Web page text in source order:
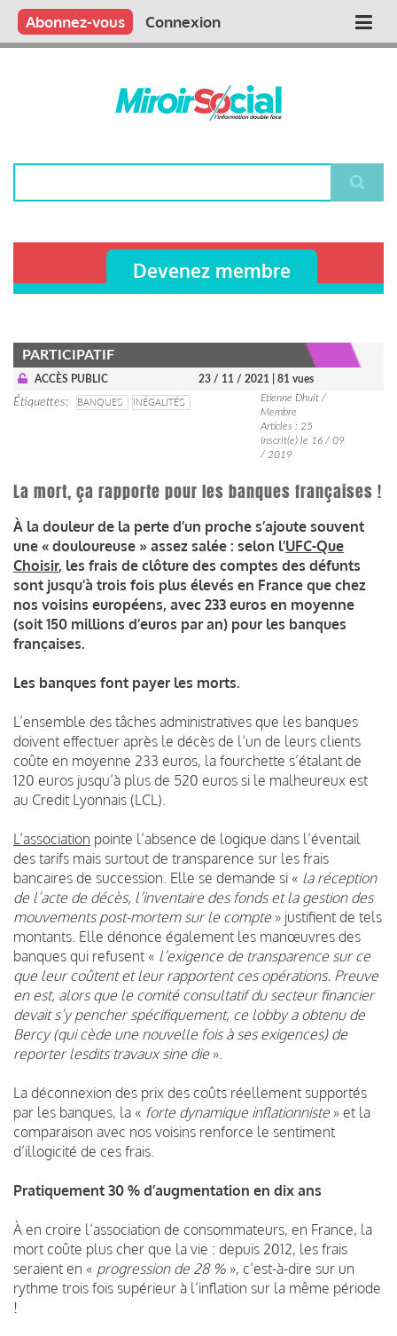
Aller
contenu
Main
Qui sommes nous ?
Vous publiez
Nous publions
Contactez-nous
Abonnez-vous Connexion
Devenez membre
PARTICIPATIF
ACCÈS PUBLIC 23 / 11 / 2021 | 81 vues
Étiquettes BANQUES INÉGALITÉS
Etienne Dhuit /
Membre
Articles : 25
Inscrit(e) le 16 / 09
/ 2019
La mort, ça rapporte pour les banques françaises !
À la douleur de la perte d’un proche s’ajoute souvent
une « douloureuse » assez salée : selon l’UFC-Que
Choisir, les frais de clôture des comptes des défunts
sont jusqu’à trois fois plus élevés en France que chez
nos voisins européens, avec 233 euros en moyenne
(soit 150 millions d’euros par an) pour les banques
françaises.
Les banques font payer les morts.
L’ensemble des tâches administratives que les banques
doivent effectuer après le décès de l’un de leurs clients
coûte en moyenne 233 euros, la fourchette s’étalant de
120 euros jusqu’à plus de 520 euros si le malheureux est
au Credit Lyonnais (LCL).
L’association pointe l’absence de logique dans l’éventail
des tarifs mais surtout de transparence sur les frais
bancaires de succession. Elle se demande si « la réception
de l’acte de décès, l’inventaire des fonds et la gestion des
mouvements post-mortem sur le compte » justifient de tels
montants. Elle dénonce également les manœuvres des
banques qui refusent « l’exigence de transparence sur ce
que leur coûtent et leur rapportent ces opérations. Preuve
en est, alors que le comité consultatif du secteur financier
devait s’y pencher spécifiquement, ce lobby a obtenu de
Bercy (qui cède une nouvelle fois à ses exigences) de
reporter lesdits travaux sine die ».
La déconnexion des prix des coûts réellement supportés
par les banques, la « forte dynamique inflationniste » et la
comparaison avec nos voisins renforce le sentiment
d’illogicité de ces frais.
Pratiquement 30 % d’augmentation en dix ans
À en croire l’association de consommateurs, en France, la
mort coûte plus cher que la vie : depuis 2012, les frais
seraient en « progression de 28 % », c’est-à-dire sur un
rythme trois fois supérieur à l’inflation sur la même période
!